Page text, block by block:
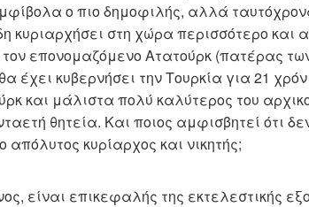
ο πιο δημοφιλής, αλλά
κυριαρχήσει στη χώρα περισσότερο
τον επονομαζόμενο Ατατούρκ (πατέρας
έχει κυβερνήσει την Τουρκία για 21
και μάλιστα πολύ καλύτερος του
θητεία. Και ποιος αμφισβητεί ότι
απόλυτος κυρίαρχος και νικητής;
είναι επικεφαλής της εκτελεστικής